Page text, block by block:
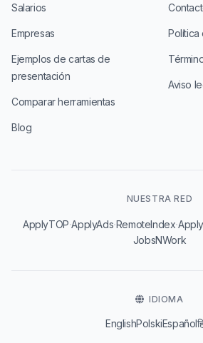
Salarios
Empresas
Ejemplos de cartas de
presentación
Comparar herramientas
Blog
Aviso
NUESTRA RED
ApplyTOP·ApplyAds·RemoteIndex·
JobsNWork
IDIOMA
EnglishPolskiEspañol